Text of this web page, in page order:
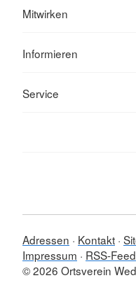
Mitwirken
Informieren
Service
Adressen Kontakt
Impressum
RSS-Feed
© 2026 Ortsverein